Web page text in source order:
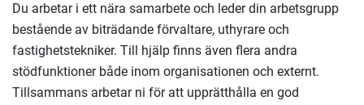
Du arbetar i ett nära samarbete och leder din arbetsgrupp
bestående av biträdande förvaltare, uthyrare och
fastighetstekniker. Till hjälp finns även flera andra
stödfunktioner både inom organisationen och externt.
Tillsammans arbetar ni för att upprätthålla en god